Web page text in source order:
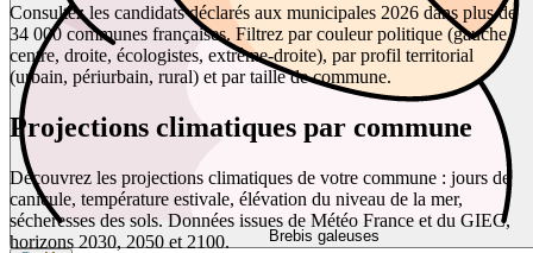
Brebis galeuses
Consultez les candidats déclarés aux municipales 2026 dans plus de
34 000 communes françaises. Filtrez par couleur politique (gauche,
centre, droite, écologistes, extrême-droite), par profil territorial
(urbain, périurbain, rural) et par taille de commune.
Projections climatiques par commune
Découvrez les projections climatiques de votre commune : jours de
canicule, température estivale, élévation du niveau de la mer,
sécheresses des sols. Données issues de Météo France et du GIEC,
horizons 2030, 2050 et 2100.